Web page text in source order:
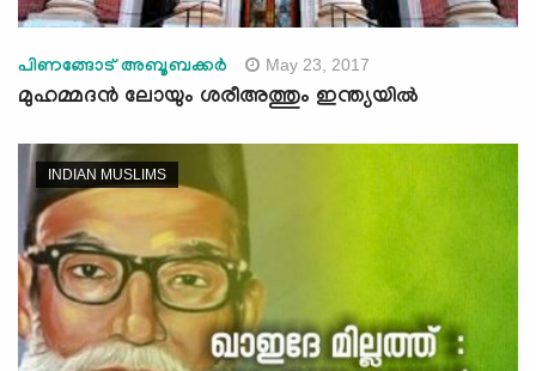
പിണങ്ങോട് അബൂബക്കര്‍ May 23, 2017
മുഹമ്മദന്‍ ലോയും ശരീഅത്തും ഇന്ത്യയില്‍
INDIAN MUSLIMS